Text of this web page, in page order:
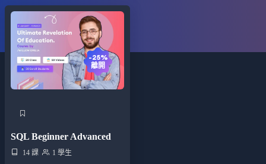
-25%
離開
SQL Beginner Advanced
14 課 1 學生